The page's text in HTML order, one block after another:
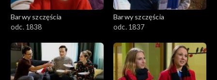
Barwy szczęścia
odc. 1838
Barwy szczęścia
odc. 1837